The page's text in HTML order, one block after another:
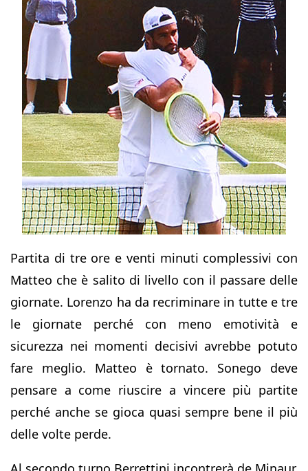
Partita di tre ore e venti minuti complessivi con
Matteo che è salito di livello con il passare delle
giornate. Lorenzo ha da recriminare in tutte e tre
le giornate perché con meno emotività e
sicurezza nei momenti decisivi avrebbe potuto
fare meglio. Matteo è tornato. Sonego deve
pensare a come riuscire a vincere più partite
perché anche se gioca quasi sempre bene il più
delle volte perde.